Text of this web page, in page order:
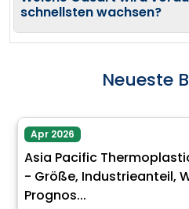
schnellsten wachsen?
Neueste
Apr 2026
Asia Pacific
- Größe, Industrieanteil,
Prognos...